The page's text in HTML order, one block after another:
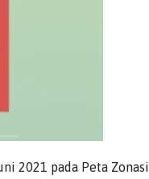
2021 pada Peta Zonasi